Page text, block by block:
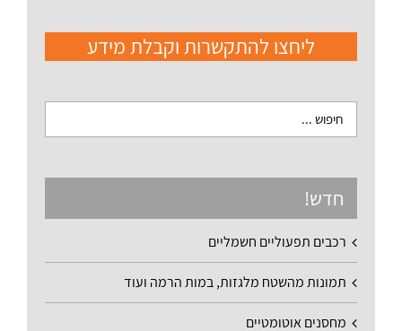
ליחצו להתקשרות וקבלת מידע
חדש!
רכבים תפעוליים חשמליים
תמונות מהשטח מלגזות, במות הרמה ועוד
מחסנים אוטומטיים